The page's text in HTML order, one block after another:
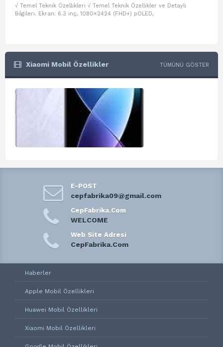
√ Temel Teknik Özellikleri √ Temel Teknik Özellikler ve Detaylı
Bilgileri. Ekran: 6.3 inç, 1080×2424 (FHD+) pOLED,
Xiaomi Mobil Özellikler TÜMÜNÜ GÖSTER
E-POST
cepfabrika09@gmail.com
CepFabrika.Com
WELCOME
Web Site Adresi
CepFabrika.Com
Haberler
Apple Mobil Özellikleri
Huawei Mobil Özellikleri
Xiaomi Mobil Özellikleri